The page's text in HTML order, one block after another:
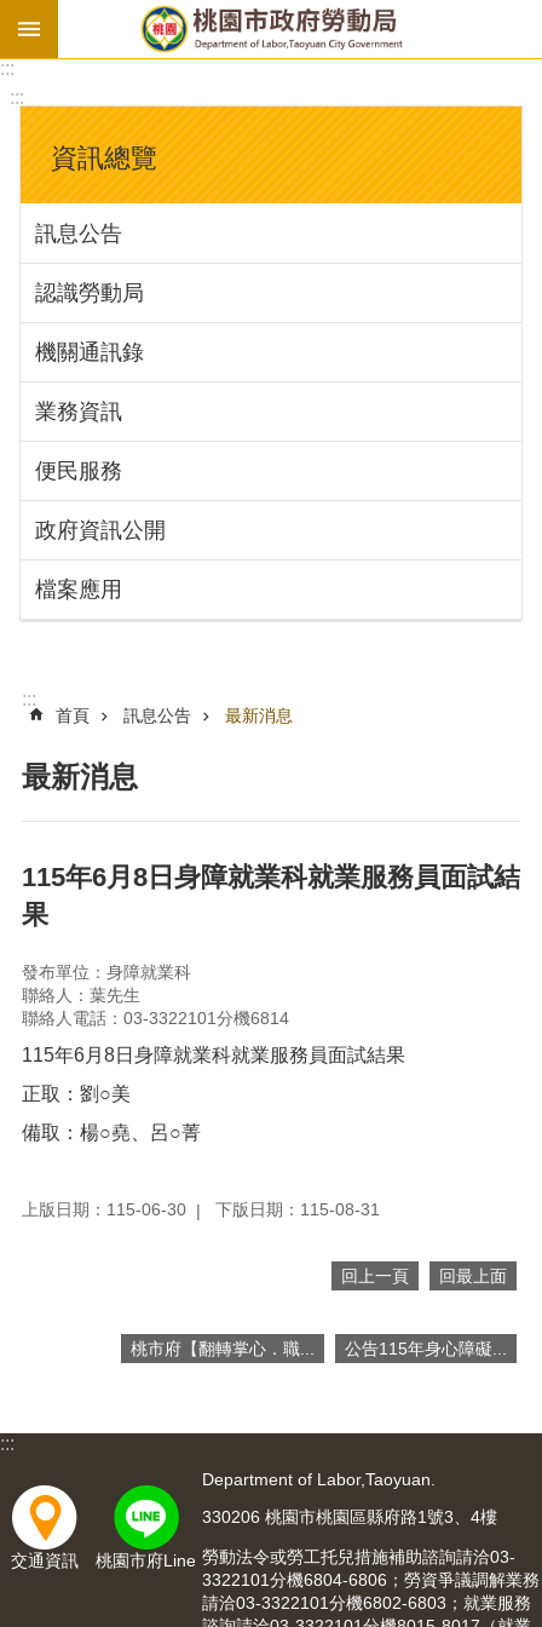
基
法
勞
資
會
庇
護
工
場
進
訊
息
公
識
動
局
通
訊
業
務
訊
便
民
回
首
:::
:::
資訊總覽
訊息公告
認識勞動局
機關通訊錄
業務資訊
便民服務
政府資訊公開
檔案應用
:::
首頁 訊息公告 最新消息
最新消息
115年6月8日身障就業科就業服務員面試結
果
發布單位：身障就業科
聯絡人：葉先生
聯絡人電話：03-3322101分機6814
115年6月8日身障就業科就業服務員面試結果
正取：劉○美
備取：楊○堯、呂○菁
上版日期：115-06-30 下版日期：115-08-31
回上一頁 回最上面
桃市府【翻轉掌心．職... 公告115年身心障礙...
:::
交通資訊 桃園市府Line
Department of Labor,Taoyuan.
330206 桃園市桃園區縣府路1號3、4樓
勞動法令或勞工托兒措施補助諮詢請洽03-
3322101分機6804-6806；勞資爭議調解業務
請洽03-3322101分機6802-6803；就業服務